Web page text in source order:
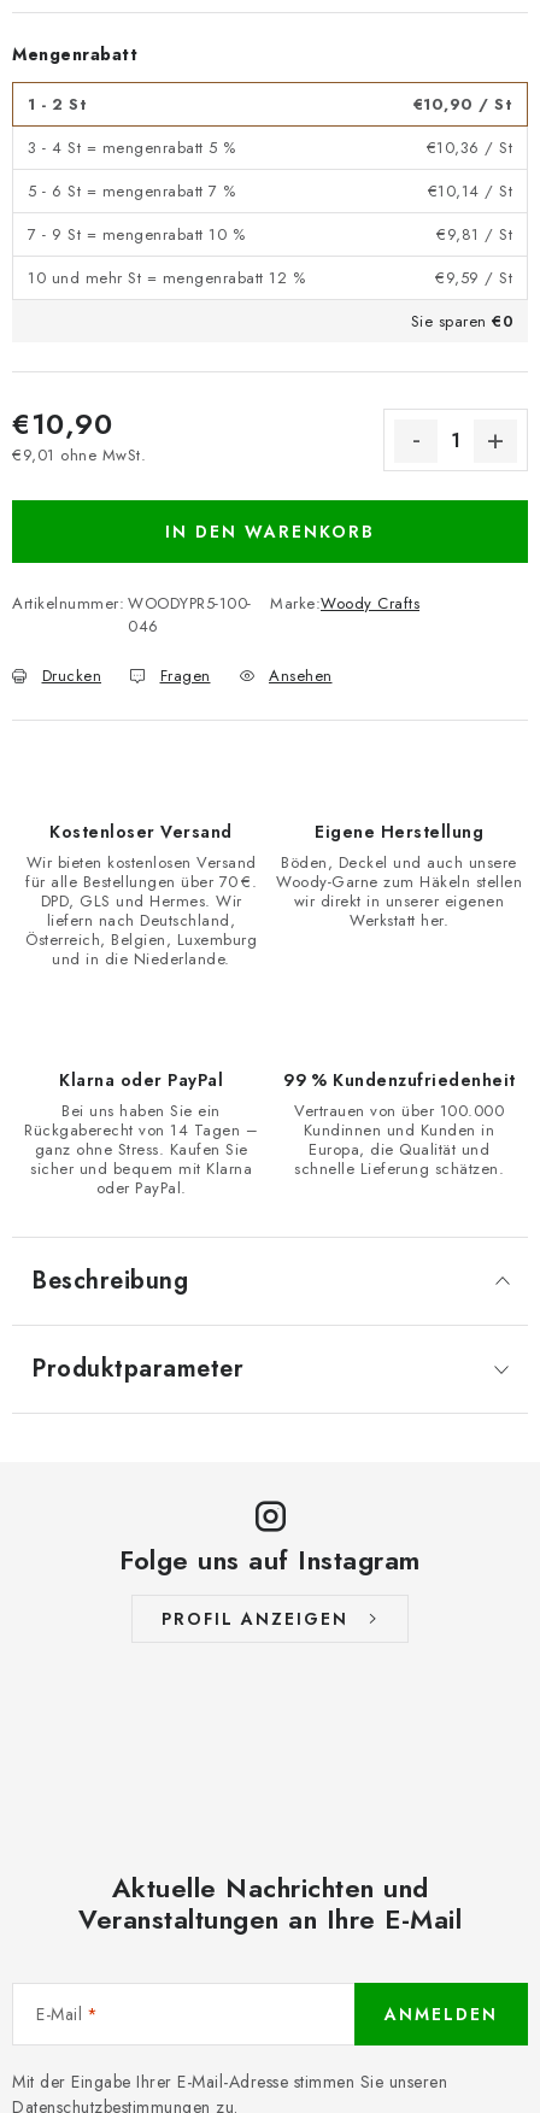
Mengenrabatt
1 - 2 St €10,90 / St
3 - 4 St = mengenrabatt 5 %
€10,36 / St
5 - 6 St = mengenrabatt 7 %
€10,14 / St
7 - 9 St = mengenrabatt 10 %
€9,81 / St
10 und mehr St = mengenrabatt 12 %
€9,59 / St
Sie sparen €0
€10,90
€9,01 ohne MwSt.
IN DEN WARENKORB
Artikelnummer: WOODYPR5-100-
046
Marke:Woody Crafts
Drucken Fragen Ansehen
Kostenloser Versand
Wir bieten kostenlosen Versand
für alle Bestellungen über 70 €.
DPD, GLS und Hermes. Wir
liefern nach Deutschland,
Österreich, Belgien, Luxemburg
und in die Niederlande.
Eigene Herstellung
Böden, Deckel und auch unsere
Woody-Garne zum Häkeln stellen
wir direkt in unserer eigenen
Werkstatt her.
Klarna oder PayPal
Bei uns haben Sie ein
Rückgaberecht von 14 Tagen –
ganz ohne Stress. Kaufen Sie
sicher und bequem mit Klarna
oder PayPal.
99 % Kundenzufriedenheit
Vertrauen von über 100.000
Kundinnen und Kunden in
Europa, die Qualität und
schnelle Lieferung schätzen.
Beschreibung
Produktparameter
Folge uns auf Instagram
PROFIL ANZEIGEN
Aktuelle Nachrichten und
Veranstaltungen an Ihre E-Mail
E-Mail
Mit der Eingabe Ihrer E-Mail-Adresse stimmen Sie unseren
Datenschutzbestimmungen zu.
ANMELDEN